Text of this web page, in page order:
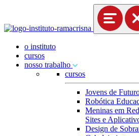
o instituto
cursos
nosso trabalho
cursos
Jovens de
Robótica
Meninas em
Sites e
Design de